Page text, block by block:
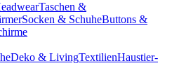
Taschen &
Socken & SchuheButtons &
Deko & LivingTextilienHaustier-